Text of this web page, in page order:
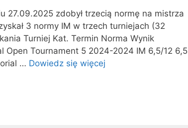
27.09.2025 zdobył trzecią normę na mistrza
3 normy IM w trzech turniejach (32
Turniej Kat. Termin Norma Wynik
Open Tournament 5 2024-2024 IM 6,5/12 6,5
… Dowiedz się więcej